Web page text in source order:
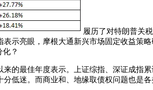
履历了对特朗普关
示亮眼，摩根大通新兴市场固定收益策
？
最佳年度表示。上证综指、深证成指累
低迷。而商业和、地缘取债权问题也是各